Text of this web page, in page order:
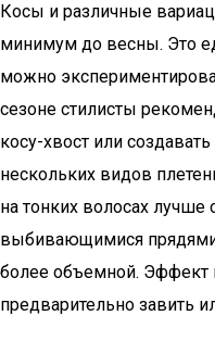
Косы и различные
минимум до весны. Это
можно
сезоне стилисты
косу-хвост или
нескольких видов
на тонких волосах лучше
выбивающимися прядями
более объемной. Эффект
предварительно завить